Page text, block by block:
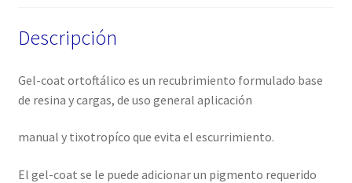
Descripción
Gel-coat ortoftálico es un recubrimiento formulado base
de resina y cargas, de uso general aplicación
manual y tixotropíco que evita el escurrimiento.
El gel-coat se le puede adicionar un pigmento requerido